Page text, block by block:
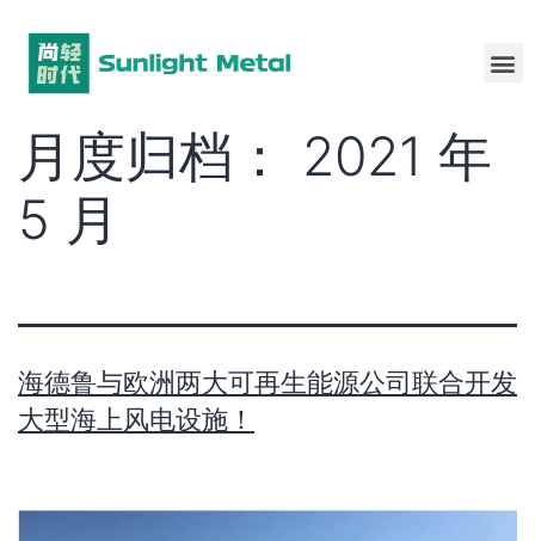
月度归档： 2021 年
5 月
海德鲁与欧洲两大可再生能源公司联合开发
大型海上风电设施！